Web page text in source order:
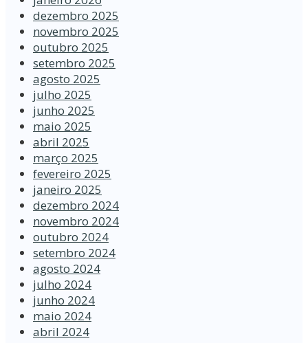
dezembro 2025
novembro 2025
outubro 2025
setembro 2025
agosto 2025
julho 2025
junho 2025
maio 2025
abril 2025
março 2025
fevereiro 2025
janeiro 2025
dezembro 2024
novembro 2024
outubro 2024
setembro 2024
agosto 2024
julho 2024
junho 2024
maio 2024
abril 2024